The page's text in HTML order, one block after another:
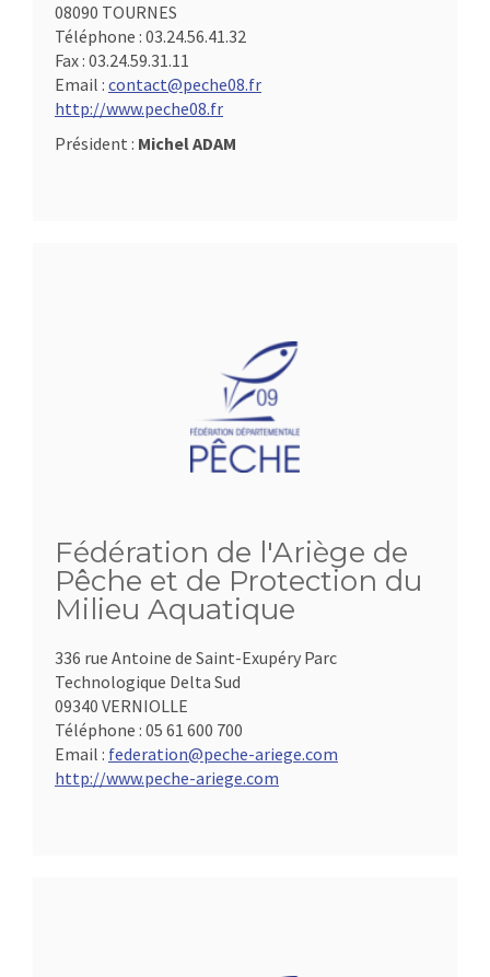
08090 TOURNES
Téléphone : 03.24.56.41.32
Fax : 03.24.59.31.11
Email : contact@peche08.fr
http://www.peche08.fr
Président : Michel ADAM
Fédération de l'Ariège de
Pêche et de Protection du
Milieu Aquatique
336 rue Antoine de Saint-Exupéry Parc
Technologique Delta Sud
09340 VERNIOLLE
Téléphone : 05 61 600 700
Email : federation@peche-ariege.com
http://www.peche-ariege.com